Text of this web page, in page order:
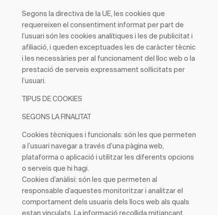
Segons la directiva de la UE, les cookies que
requereixen el consentiment informat per part de
l’usuari són les cookies analítiques i les de publicitat i
afiliació, i queden exceptuades les de caràcter tècnic
i les necessàries per al funcionament del lloc web o la
prestació de serveis expressament sol·licitats per
l’usuari.
TIPUS DE COOKIES
SEGONS LA FINALITAT
Cookies tècniques i funcionals: són les que permeten
a l’usuari navegar a través d’una pàgina web,
plataforma o aplicació i utilitzar les diferents opcions
o serveis que hi hagi.
Cookies d’anàlisi: són les que permeten al
responsable d’aquestes monitoritzar i analitzar el
comportament dels usuaris dels llocs web als quals
estan vinculats. La informació recollida mitjançant